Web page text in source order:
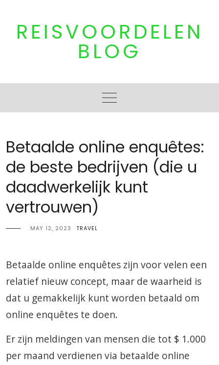
contentREISVOORDELEN
BLOG
Betaalde online enquêtes:
de beste bedrijven (die u
daadwerkelijk kunt
vertrouwen)
MAY 12, 2023 TRAVEL
Betaalde online enquêtes zijn voor velen een
relatief nieuw concept, maar de waarheid is
dat u gemakkelijk kunt worden betaald om
online enquêtes te doen.
Er zijn meldingen van mensen die tot $ 1.000
per maand verdienen via betaalde online